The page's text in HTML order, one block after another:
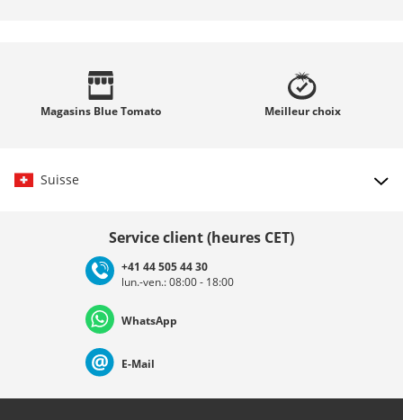
Magasins Blue Tomato Meilleurchoix
Suisse
Deutschland Österreich
Nederland Italia (Italiano) Italien (Deutsch)
Service client (heures CET)
+41 44 505 44 30
lun.-ven.: 08:00 - 18:00
WhatsApp
E-Mail